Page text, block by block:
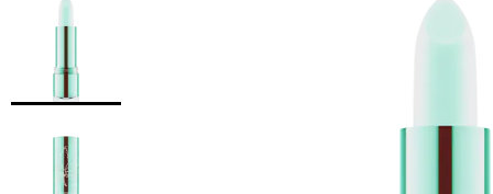
изображенията